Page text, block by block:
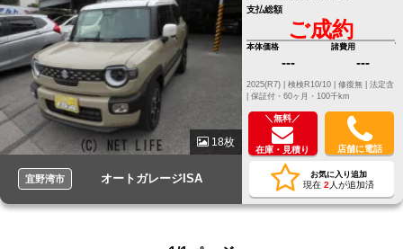
18枚
宜野湾市 オートガレージISA
支払総額
ご成約
本体価格
---
諸費用
---
修復無 | 法定含
保証付・60ヶ月・100千km
＼無料／
在庫・見積り 店舗に電話
お気に入り追加
現在 2 人が追加済